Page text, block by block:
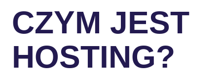
CZYM JEST
HOSTING?